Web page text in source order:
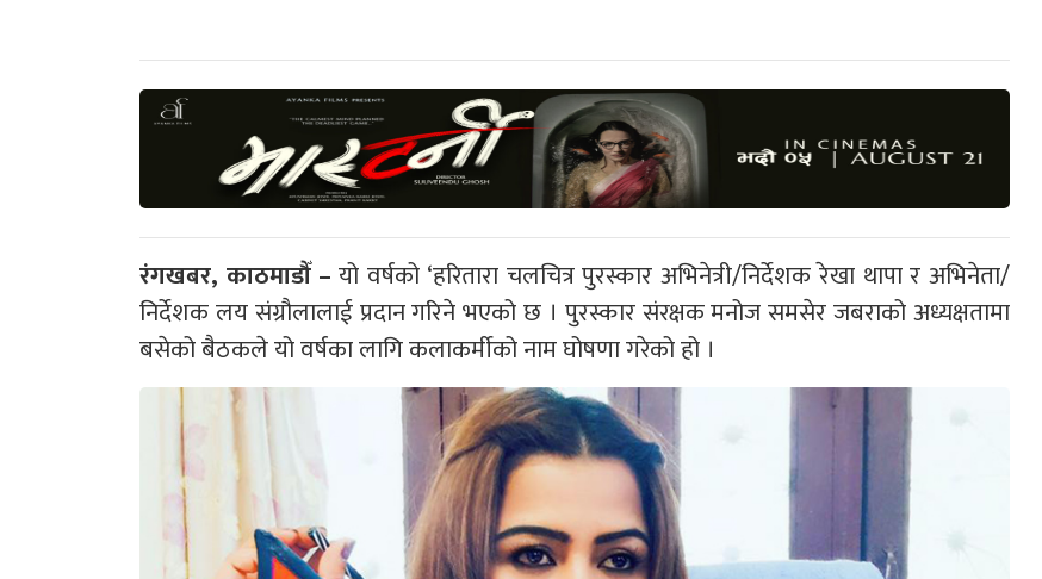
रंगखबर, काठमाडौँ – यो वर्षको ‘हरितारा चलचित्र पुरस्कार अभिनेत्री/निर्देशक रेखा थापा र अभिनेता/
निर्देशक लय संग्रौलालाई प्रदान गरिने भएको छ । पुरस्कार संरक्षक मनोज समसेर जबराको अध्यक्षतामा
बसेको बैठकले यो वर्षका लागि कलाकर्मीको नाम घोषणा गरेको हो ।